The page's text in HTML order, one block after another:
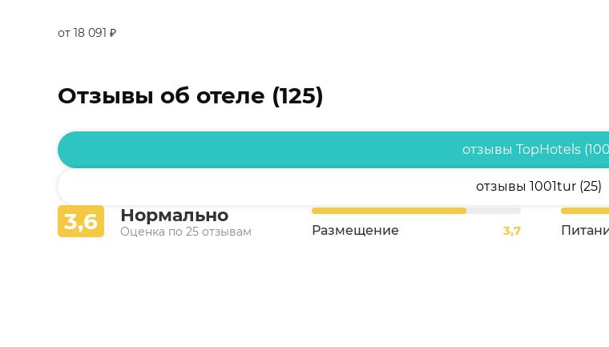
от 18 091 ₽
Отзывы об отеле (125)
отзывы TopHotels
отзывы 1001tur (25)
3,6 Нормально
Оценка по 25 отзывам Размещение 3,7